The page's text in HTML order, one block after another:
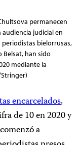
permanecen
judicial en
periodistas bielorrusas,
Belsat, han sido
mediante la
encarcelados,
de 10 en 2020 y
a